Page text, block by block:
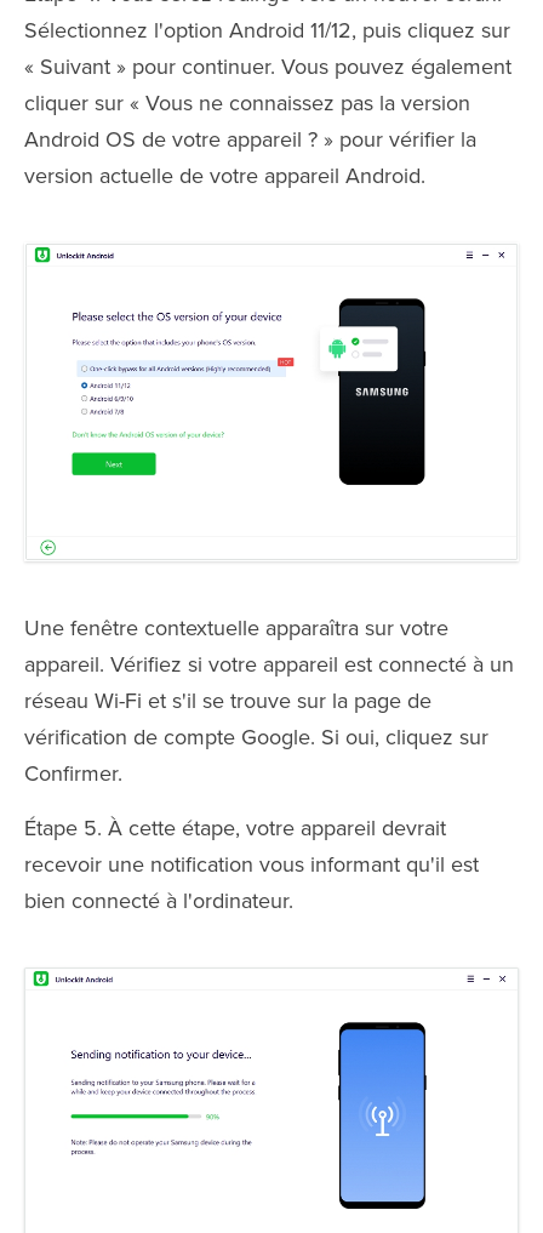
Sélectionnez l'option Android 11/12, puis cliquez sur
« Suivant » pour continuer. Vous pouvez également
cliquer sur « Vous ne connaissez pas la version
Android OS de votre appareil ? » pour vérifier la
version actuelle de votre appareil Android.
Une fenêtre contextuelle apparaîtra sur votre
appareil. Vérifiez si votre appareil est connecté à un
réseau Wi-Fi et s'il se trouve sur la page de
vérification de compte Google. Si oui, cliquez sur
Confirmer.
Étape 5. À cette étape, votre appareil devrait
recevoir une notification vous informant qu'il est
bien connecté à l'ordinateur.